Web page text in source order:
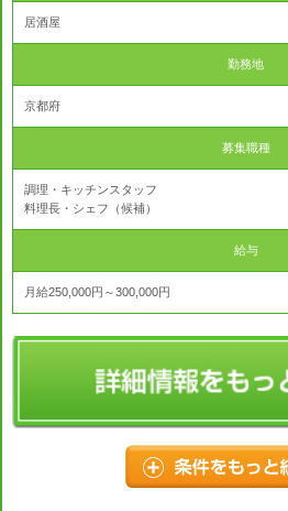
居酒屋
勤務地
京都府
募集職種
調理・キッチンスタッフ
料理長・シェフ（候補）
給与
月給250,000円～300,000円